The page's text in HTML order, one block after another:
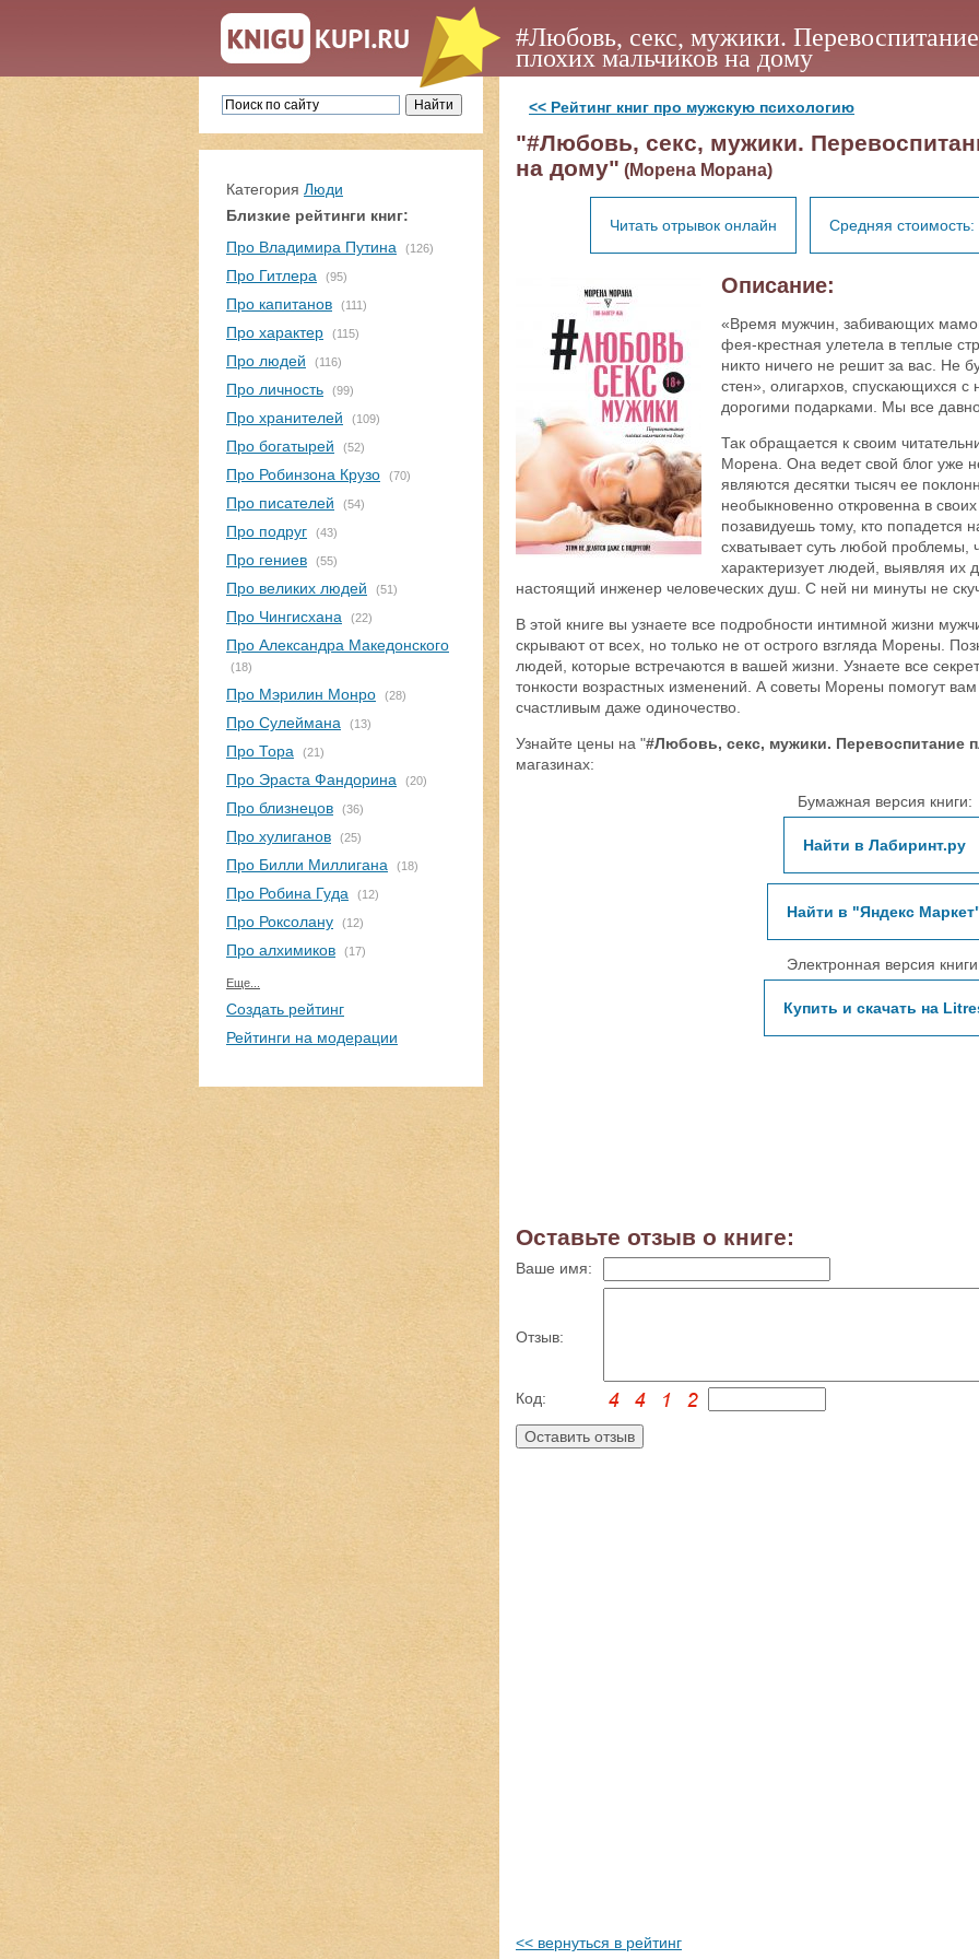
#Любовь, секс, мужики. Перевоспитание
плохих мальчиков на дому
Категория Люди
Близкие рейтинги книг:
Про Владимира Путина
(126)
Про Гитлера (95)
Про капитанов (111)
Про характер (115)
Про людей (116)
Про личность (99)
Про хранителей (109)
Про богатырей (52)
Про Робинзона Крузо (70)
Про писателей (54)
Про подруг (43)
Про гениев (55)
Про великих людей (51)
Про Чингисхана (22)
Про Александра Македонского
(18)
Про Мэрилин Монро (28)
Про Сулеймана (13)
Про Тора (21)
Про Эраста Фандорина (20)
Про близнецов (36)
Про хулиганов (25)
Про Билли Миллигана (18)
Про Робина Гуда (12)
Про Роксолану (12)
Про алхимиков (17)
Еще...
Создать рейтинг
Рейтинги на модерации
<< Рейтинг книг про мужскую психологию
"#Любовь, секс, мужики.
на дому" (Морена Морана)
Читать отрывок онлайн Средняя
Описание:
«Время мужчин, забивающих
фея-крестная улетела в теплые
никто ничего не решит за вас.
стен», олигархов, спускающихся
дорогими подарками. Мы все
Так обращается к своим
Морена. Она ведет свой блог уже
являются десятки тысяч ее
необыкновенно откровенна в
позавидуешь тому, кто попадется
схватывает суть любой проблемы,
характеризует людей, выявляя их
настоящий инженер человеческих душ. С ней ни минуты не
В этой книге вы узнаете все подробности интимной жизни
скрывают от всех, но только не от острого взгляда Морены.
людей, которые встречаются в вашей жизни. Узнаете все
тонкости возрастных изменений. А советы Морены помогут
счастливым даже одиночество.
Узнайте цены на "#Любовь, секс, мужики. Перевоспитание
магазинах:
Бумажная версия книги:
Найти в Лабиринт.ру
Найти в "Яндекс
Электронная версия
Купить и скачать на
Оставьте отзыв о книге:
Ваше имя:
Отзыв:
Код:
<< вернуться в рейтинг